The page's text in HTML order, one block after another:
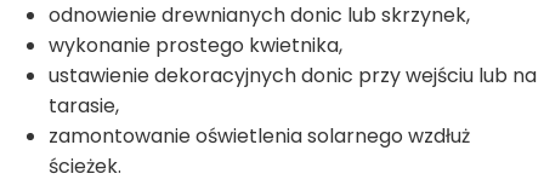
odnowienie drewnianych donic lub skrzynek,
wykonanie prostego kwietnika,
ustawienie dekoracyjnych donic przy wejściu lub na
tarasie,
zamontowanie oświetlenia solarnego wzdłuż
ścieżek.